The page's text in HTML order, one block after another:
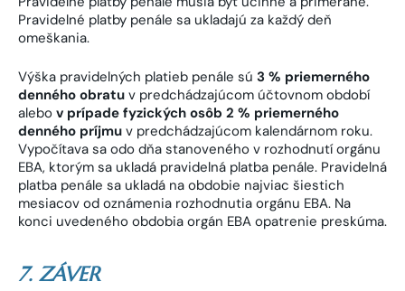
Pravidelné platby penále sa ukladajú za každý deň
omeškania.
Výška pravidelných platieb penále sú 3 % priemerného
denného obratu v predchádzajúcom účtovnom období
alebo v prípade fyzických osôb 2 % priemerného
denného príjmu v predchádzajúcom kalendárnom roku.
Vypočítava sa odo dňa stanoveného v rozhodnutí orgánu
EBA, ktorým sa ukladá pravidelná platba penále. Pravidelná
platba penále sa ukladá na obdobie najviac šiestich
mesiacov od oznámenia rozhodnutia orgánu EBA. Na
konci uvedeného obdobia orgán EBA opatrenie preskúma.
7. ZÁVER